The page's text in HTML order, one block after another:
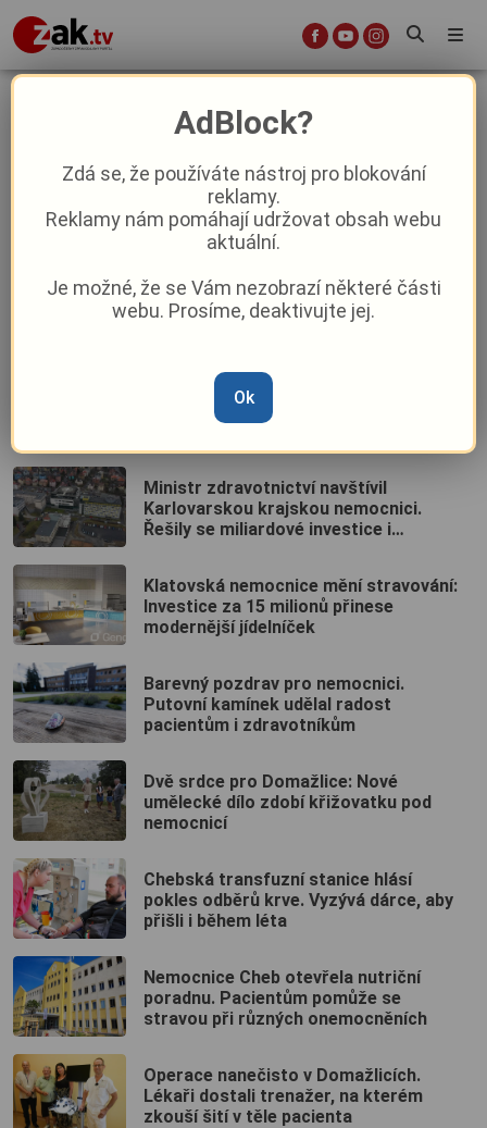
Konec přeplněných parkovišť u
nemocnice v Domažlicích? Kapacita
vzroste o polovinu
Slunce, voda a vzduch. Znáte příběh
uměleckého díla na fasádě Rokycanské
Budoucnost zdravotnictví v
Karlovarském kraji řešili odborníci. Na
služba
Ministr zdravotnictví navštívil
Karlovarskou krajskou nemocnici.
Řešily se miliardové investice i
Klatovská nemocnice mění stravování:
Investice za 15 milionů přinese
modernější jídelníček
Barevný pozdrav pro nemocnici.
Putovní kamínek udělal radost
pacientům i zdravotníkům
Dvě srdce pro Domažlice: Nové
umělecké dílo zdobí křižovatku pod
nemocnicí
Chebská transfuzní stanice hlásí
pokles odběrů krve. Vyzývá dárce, aby
přišli i během léta
Nemocnice Cheb otevřela nutriční
poradnu. Pacientům pomůže se
stravou při různých onemocněních
Operace nanečisto v Domažlicích.
Lékaři dostali trenažer, na kterém
zkouší šití v těle pacienta
AdBlock?
Zdá se, že používáte nástroj pro blokování
reklamy.
Reklamy nám pomáhají udržovat obsah webu
aktuální.
Je možné, že se Vám nezobrazí některé části
webu. Prosíme, deaktivujte jej.
Ok